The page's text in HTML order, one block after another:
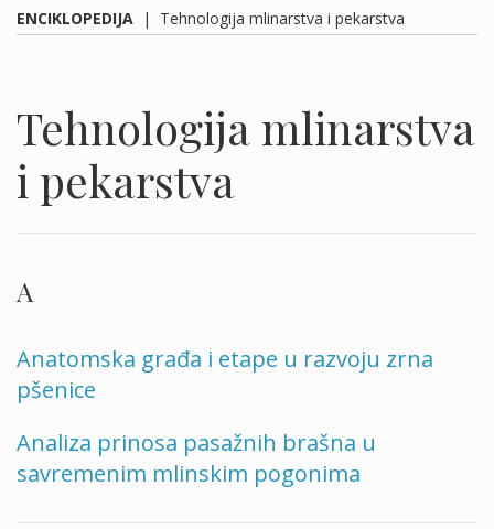
ENCIKLOPEDIJA | Tehnologija mlinarstva i pekarstva
Tehnologija mlinarstva
i pekarstva
A
Anatomska građa i etape u razvoju zrna
pšenice
Analiza prinosa pasažnih brašna u
savremenim mlinskim pogonima